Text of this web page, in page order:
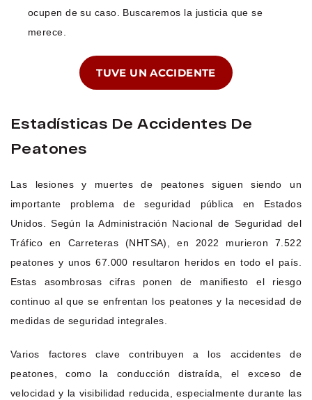
ocupen de su caso. Buscaremos la justicia que se
merece.
TUVE UN ACCIDENTE
Estadísticas De Accidentes De
Peatones
Las lesiones y muertes de peatones siguen siendo un
importante problema de seguridad pública en Estados
Unidos. Según la Administración Nacional de Seguridad del
Tráfico en Carreteras (NHTSA), en 2022 murieron 7.522
peatones y unos 67.000 resultaron heridos en todo el país.
Estas asombrosas cifras ponen de manifiesto el riesgo
continuo al que se enfrentan los peatones y la necesidad de
medidas de seguridad integrales.
Varios factores clave contribuyen a los accidentes de
peatones, como la conducción distraída, el exceso de
velocidad y la visibilidad reducida, especialmente durante las